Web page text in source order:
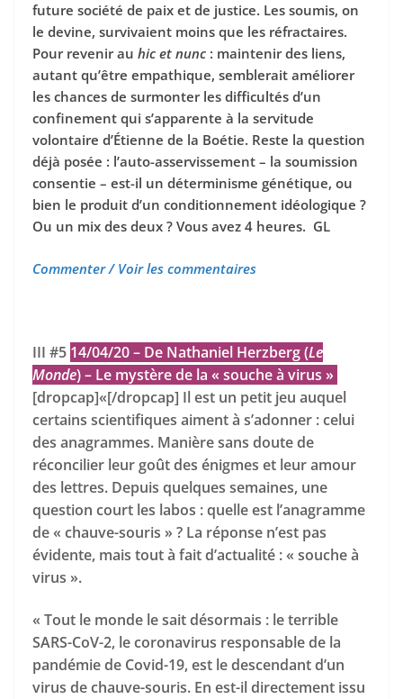
future société de paix et de justice. Les soumis, on
le devine, survivaient moins que les réfractaires.
Pour revenir au hic et nunc : maintenir des liens,
autant qu’être empathique, semblerait améliorer
les chances de surmonter les difficultés d’un
confinement qui s’apparente à la servitude
volontaire d’Étienne de la Boétie. Reste la question
déjà posée : l’auto-asservissement – la soumission
consentie – est-il un déterminisme génétique, ou
bien le produit d’un conditionnement idéologique ?
Ou un mix des deux ? Vous avez 4 heures. GL
Commenter / Voir les commentaires
III #5 14/04/20 – De Nathaniel Herzberg (Le
Monde) – Le mystère de la « souche à virus »
[dropcap]«[/dropcap] Il est un petit jeu auquel
certains scientifiques aiment à s’adonner : celui
des anagrammes. Manière sans doute de
réconcilier leur goût des énigmes et leur amour
des lettres. Depuis quelques semaines, une
question court les labos : quelle est l’anagramme
de « chauve-souris » ? La réponse n’est pas
évidente, mais tout à fait d’actualité : « souche à
virus ».
« Tout le monde le sait désormais : le terrible
SARS-CoV-2, le coronavirus responsable de la
pandémie de Covid-19, est le descendant d’un
virus de chauve-souris. En est-il directement issu